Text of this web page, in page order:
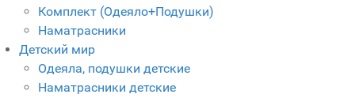
Комплект (Одеяло+Подушки)
Наматрасники
Детский мир
Одеяла, подушки детские
Наматрасники детские